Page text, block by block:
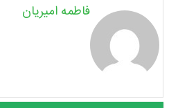
فاطمه امیریان